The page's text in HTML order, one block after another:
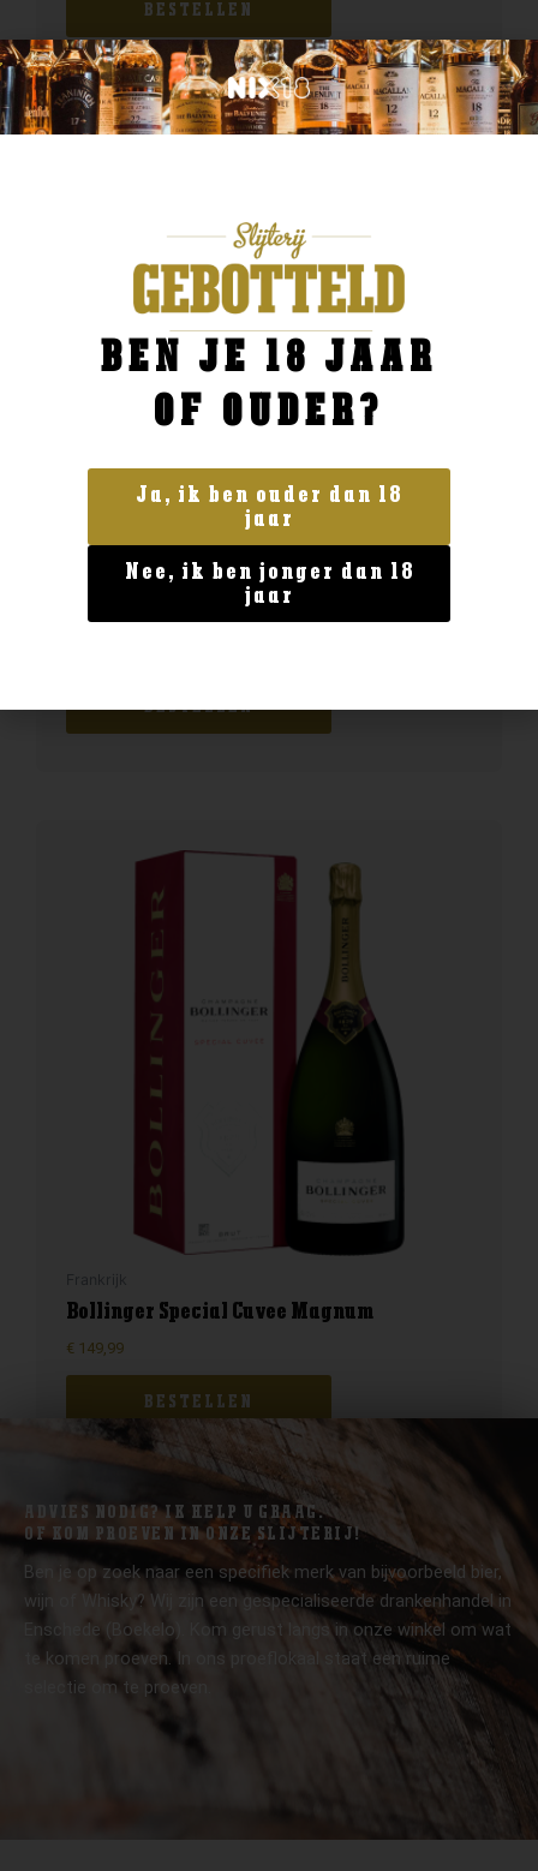
BESTELLEN
Frankrijk
Chateau Langlois Pouilly Fume
BESTELLEN
Bollinger Special Cuvee Magnum
€ 149,99
BESTELLEN
ADVIES NODIG? IK HELP U GRAAG.
OF KOM PROEVEN IN ONZE SLIJTERIJ!
Ben je op zoek naar een specifiek merk van bijvoorbeeld bier,
wijn of Whisky? Wij zijn een gespecialiseerde drankenhandel in
Enschede (Boekelo). Kom gerust langs in onze winkel om wat
te komen proeven. In ons proeflokaal staat een ruime
selectie om te proeven.
BEN JE 18 JAAR
OF OUDER?
Ja, ik ben ouder dan 18
jaar
Nee, ik ben jonger dan 18
jaar